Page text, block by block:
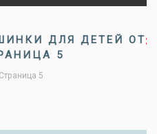
ДЛЯ ДЕТЕЙ ОТ
5
Страница 5